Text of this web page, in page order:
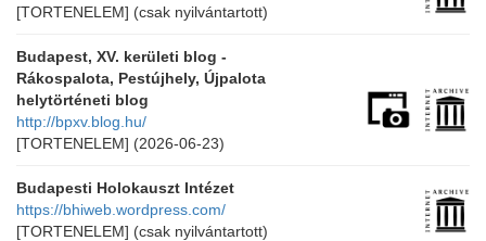
[TORTENELEM] (csak nyilvántartott)
Budapest, XV. kerületi blog -
Rákospalota, Pestújhely, Újpalota
helytörténeti blog
http://bpxv.blog.hu/
[TORTENELEM] (2026-06-23)
Budapesti Holokauszt Intézet
https://bhiweb.wordpress.com/
[TORTENELEM] (csak nyilvántartott)